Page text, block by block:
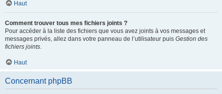
Haut
Comment trouver tous mes fichiers joints ?
Pour accéder à la liste des fichiers que vous avez joints à vos messages et
messages privés, allez dans votre panneau de l’utilisateur puis Gestion des
fichiers joints.
Haut
Concernant phpBB